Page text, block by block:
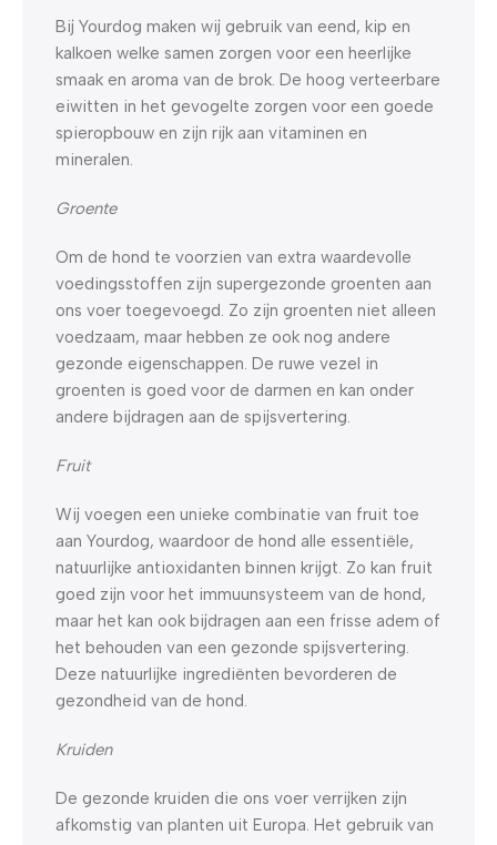
Bij Yourdog maken wij gebruik van eend, kip en
kalkoen welke samen zorgen voor een heerlijke
smaak en aroma van de brok. De hoog verteerbare
eiwitten in het gevogelte zorgen voor een goede
spieropbouw en zijn rijk aan vitaminen en
mineralen.
Groente
Om de hond te voorzien van extra waardevolle
voedingsstoffen zijn supergezonde groenten aan
ons voer toegevoegd. Zo zijn groenten niet alleen
voedzaam, maar hebben ze ook nog andere
gezonde eigenschappen. De ruwe vezel in
groenten is goed voor de darmen en kan onder
andere bijdragen aan de spijsvertering.
Fruit
Wij voegen een unieke combinatie van fruit toe
aan Yourdog, waardoor de hond alle essentiële,
natuurlijke antioxidanten binnen krijgt. Zo kan fruit
goed zijn voor het immuunsysteem van de hond,
maar het kan ook bijdragen aan een frisse adem of
het behouden van een gezonde spijsvertering.
Deze natuurlijke ingrediënten bevorderen de
gezondheid van de hond.
Kruiden
De gezonde kruiden die ons voer verrijken zijn
afkomstig van planten uit Europa. Het gebruik van